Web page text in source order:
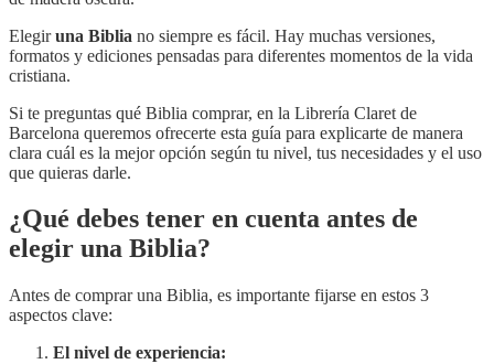
Elegiruna Biblia no siempre es fácil. Hay muchas versiones,
formatos y ediciones pensadas para diferentes momentos de la vida
cristiana.
Si te preguntas qué Biblia comprar, en la Librería Claret de
Barcelona queremos ofrecerte esta guía para explicarte de manera
clara cuál es la mejor opción según tu nivel, tus necesidades y el uso
que quieras darle.
¿Qué debes tener en cuenta antes de
elegir una Biblia?
Antes de comprar una Biblia, es importante fijarse en estos 3
aspectos clave:
El nivel de experiencia: